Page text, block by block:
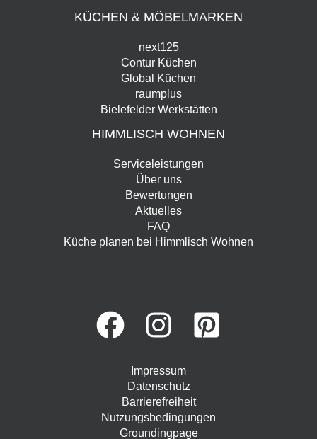
KÜCHEN & MÖBELMARKEN
next125
Contur Küchen
Global Küchen
raumplus
Bielefelder Werkstätten
HIMMLISCH WOHNEN
Serviceleistungen
Über uns
Bewertungen
Aktuelles
FAQ
Küche planen bei Himmlisch Wohnen
Impressum
Datenschutz
Barrierefreiheit
Nutzungsbedingungen
Groundingpage